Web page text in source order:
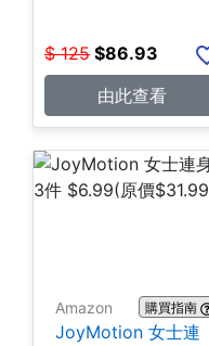
$ 125 $86.93
由此查看
Amazon 購買指南
JoyMotion 女士連